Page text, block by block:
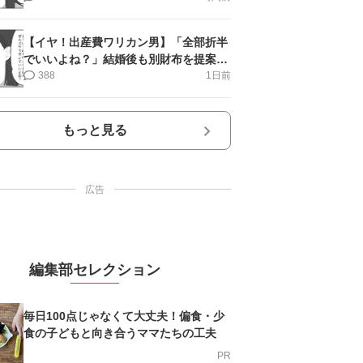
【イヤ！出産費ワリカン男】「全部折半
でいいよね？」結婚後も別財布を提案＜
第10話＞#4コマ母道場
1日前
388
もっと見る
広告
編集部セレクション
毎日100点じゃなくて大丈夫！偏食・少
食の子どもと向き合うママたちの工夫
PR